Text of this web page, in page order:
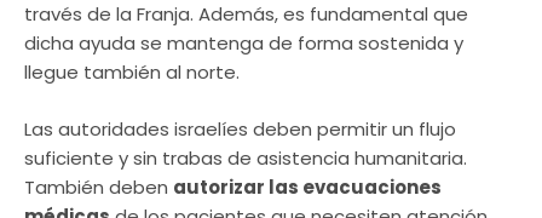
través de la Franja. Además, es fundamental que
dicha ayuda se mantenga de forma sostenida y
llegue también al norte.
Las autoridades israelíes deben permitir un flujo
suficiente y sin trabas de asistencia humanitaria.
También deben autorizar las evacuaciones